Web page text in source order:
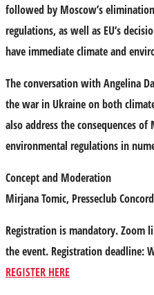
followed by Moscow’s
regulations, as well as EU’s
have immediate climate and
The conversation with Angelina
the war in Ukraine on both
also address the consequences
environmental regulations in
Concept and Moderation
Mirjana Tomic, Presseclub
Registration is mandatory.Zoom
the event. Registration deadline:
REGISTER HERE